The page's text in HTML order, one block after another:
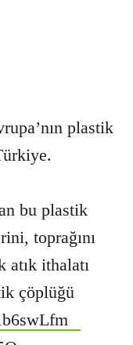
plastik
bu plastik
toprağını
ithalatı
çöplüğü